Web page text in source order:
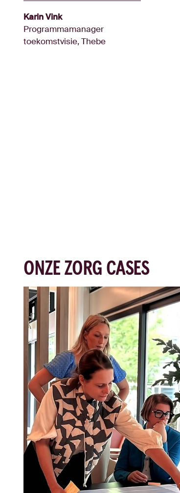
Karin Vink
Programmamanager
toekomstvisie, Thebe
ONZE ZORG CASES